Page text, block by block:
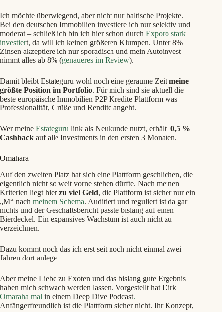
Ich möchte überwiegend, aber nicht nur baltische Projekte.
Bei den deutschen Immobilien investiere ich nur selektiv und
moderat – schließlich bin ich hier schon durch Exporo stark
investiert, da will ich keinen größeren Klumpen. Unter 8%
Zinsen akzeptiere ich nur sporadisch und mein Autoinvest
nimmt alles ab 8% (genaueres im Review).
Damit bleibt Estateguru wohl noch eine geraume Zeit meine
größte Position im Portfolio. Für mich sind sie aktuell die
beste europäische Immobilien P2P Kredite Plattform was
Professionalität, Grüße und Rendite angeht.
Wer meine Estateguru link als Neukunde nutzt, erhält 0,5 %
Cashback auf alle Investments in den ersten 3 Monaten.
Omahara
Auf den zweiten Platz hat sich eine Plattform geschlichen, die
eigentlich nicht so weit vorne stehen dürfte. Nach meinen
Kriterien liegt hierzu viel Geld, die Plattform ist sicher nur ein
„M“ nach meinem Schema. Auditiert und reguliert ist da gar
nichts und der Geschäftsbericht passte bislang auf einen
Bierdeckel. Ein expansives Wachstum ist auch nicht zu
verzeichnen.
Dazu kommt noch das ich erst seit noch nicht einmal zwei
Jahren dort anlege.
Aber meine Liebe zu Exoten und das bislang gute Ergebnis
haben mich schwach werden lassen. Vorgestellt hat Dirk
Omaraha mal in einem Deep Dive Podcast.
Anfängerfreundlich ist die Plattform sicher nicht. Ihr Konzept,